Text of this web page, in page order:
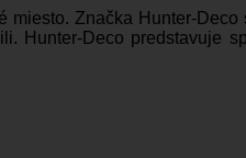
miesto. Značka Hunter-
Hunter-Deco predstavuje